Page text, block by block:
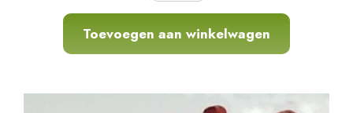
Toevoegen aan winkelwagen